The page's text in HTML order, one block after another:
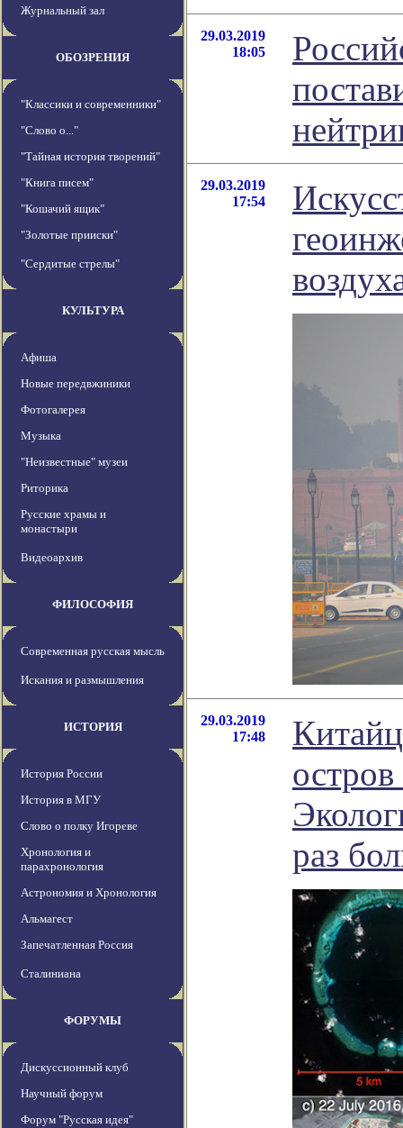
Журнальный зал
ОБОЗРЕНИЯ
"Классики и современники"
"Слово о..."
"Тайная история творений"
"Книга писем"
"Кошачий ящик"
"Золотые прииски"
"Сердитые стрелы"
КУЛЬТУРА
Афиша
Новые передвжиники
Фотогалерея
Музыка
"Неизвестные" музеи
Риторика
Русские храмы и
монастыри
Видеоархив
ФИЛОСОФИЯ
Современная русская мысль
Искания и размышления
ИСТОРИЯ
История России
История в МГУ
Слово о полку Игореве
Хронология и
парахронология
Астрономия и Хронология
Альмагест
Запечатленная Россия
Сталиниана
ФОРУМЫ
Дискуссионный клуб
Научный форум
Форум "Русская идея"
29.03.2019
18:05
29.03.2019
17:54
29.03.2019
17:48
раз